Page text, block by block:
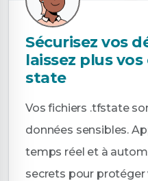
Sécurisez vos
laissez plus
state
Vos fichiers .tfstate
données sensibles.
temps réel et à
secrets pour protéger